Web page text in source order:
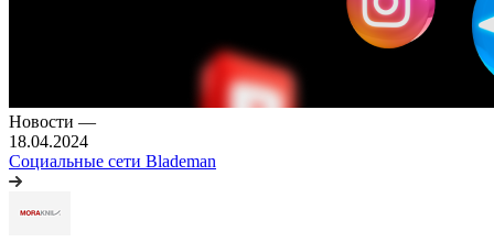
Новости —
18.04.2024
Социальные сети Blademan